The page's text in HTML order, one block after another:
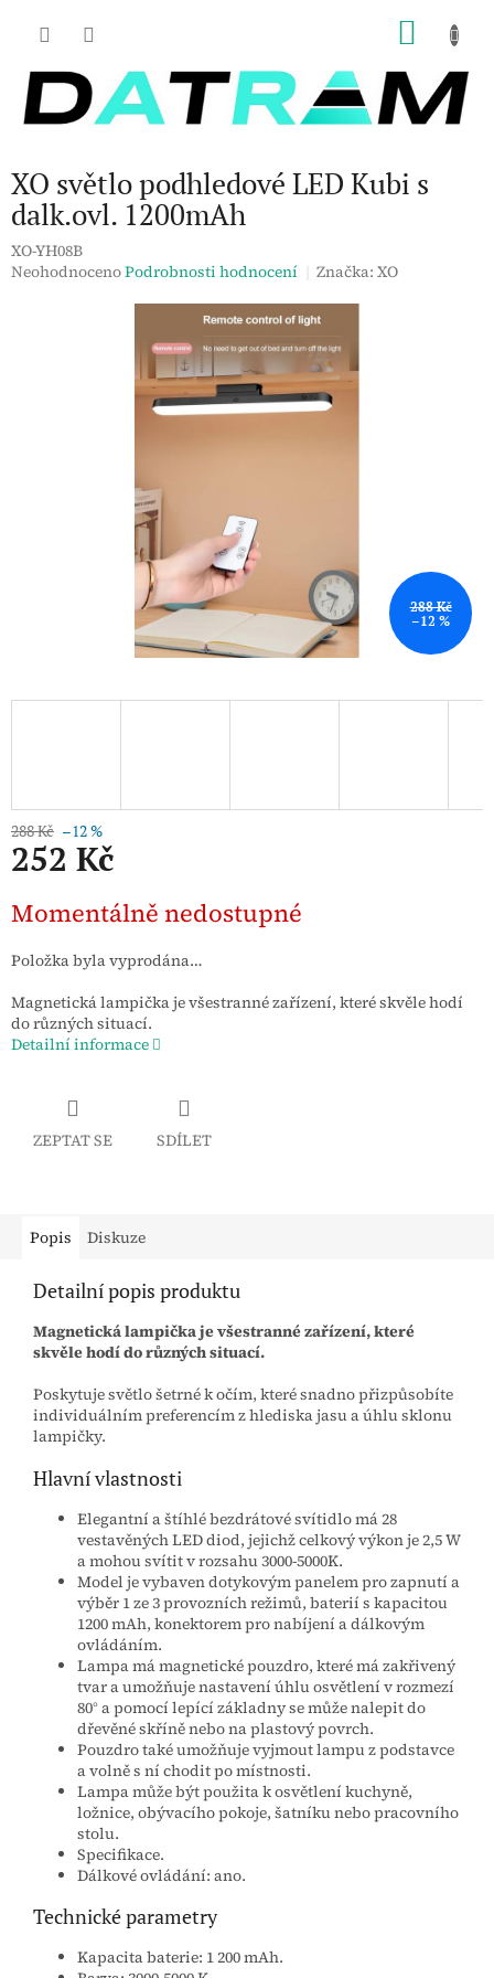
XO světlo podhledové LED Kubi s
dalk.ovl. 1200mAh
XO-YH08B
Průměrné
NeohodnocenoPodrobnosti hodnocení Značka:XO
288 Kč
–12 %
288 Kč –12 %
252 Kč
cena:
Momentálně nedostupné
Položka byla vyprodána…
Magnetická lampička je všestranné zařízení, které skvěle hodí
do různých situací.
Detailní informace
ZEPTAT SE SDÍLET
Popis Diskuze
Detailní popis produktu
Magnetická lampička je všestranné zařízení, které
skvěle hodí do různých situací.
Poskytuje světlo šetrné k očím, které snadno přizpůsobíte
individuálním preferencím z hlediska jasu a úhlu sklonu
lampičky.
Hlavní vlastnosti
Elegantní a štíhlé bezdrátové svítidlo má 28
vestavěných LED diod, jejichž celkový výkon je 2,5 W
a mohou svítit v rozsahu 3000-5000K.
Model je vybaven dotykovým panelem pro zapnutí a
výběr 1 ze 3 provozních režimů, baterií s kapacitou
1200 mAh, konektorem pro nabíjení a dálkovým
ovládáním.
Lampa má magnetické pouzdro, které má zakřivený
tvar a umožňuje nastavení úhlu osvětlení v rozmezí
80° a pomocí lepící základny se může nalepit do
dřevěné skříně nebo na plastový povrch.
Pouzdro také umožňuje vyjmout lampu z podstavce
a volně s ní chodit po místnosti.
Lampa může být použita k osvětlení kuchyně,
ložnice, obývacího pokoje, šatníku nebo pracovního
stolu.
Specifikace.
Dálkové ovládání: ano.
Technické parametry
Kapacita baterie: 1 200 mAh.